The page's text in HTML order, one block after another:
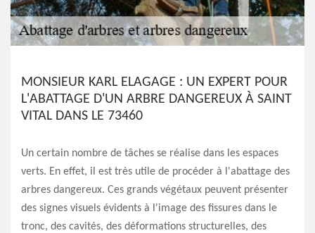
MONSIEUR KARL ELAGAGE : UN EXPERT POUR
L'ABATTAGE D'UN ARBRE DANGEREUX À SAINT
VITAL DANS LE 73460
Un certain nombre de tâches se réalise dans les espaces
verts. En effet, il est très utile de procéder à l'abattage des
arbres dangereux. Ces grands végétaux peuvent présenter
des signes visuels évidents à l'image des fissures dans le
tronc, des cavités, des déformations structurelles, des